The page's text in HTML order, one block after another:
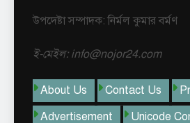
উপদেষ্টা সম্পাদক: নির্মল কুমার বর্মণ
ই-মেইল: info@nojor24.com
About Us Contact Us
Advertisement
Unicode